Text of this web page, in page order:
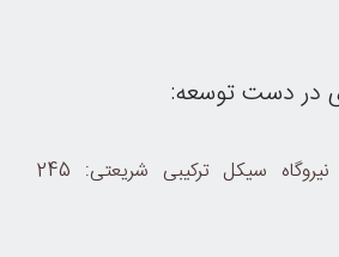
در دست توسعه:
توسعه نیروگاه سیکل ترکیبی شریعتی: 245